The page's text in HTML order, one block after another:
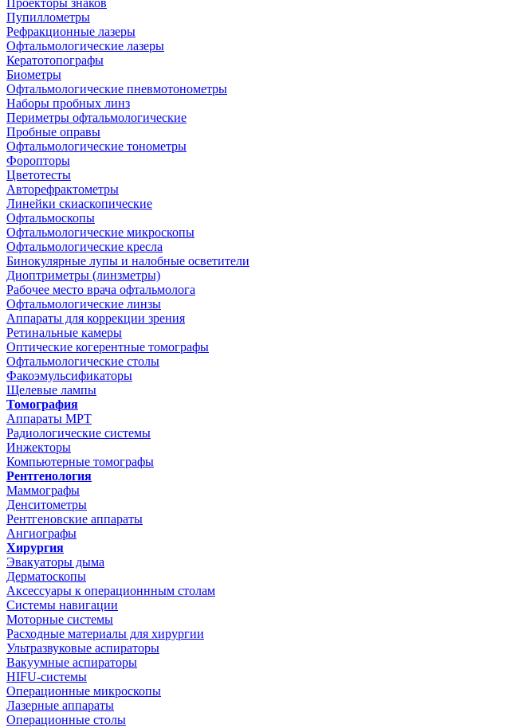
Проекторы знаков
Пупиллометры
Рефракционные лазеры
Офтальмологические лазеры
Кератотопографы
Биометры
Офтальмологические пневмотонометры
Наборы пробных линз
Периметры офтальмологические
Пробные оправы
Офтальмологические тонометры
Форопторы
Цветотесты
Авторефрактометры
Линейки скиаскопические
Офтальмоскопы
Офтальмологические микроскопы
Офтальмологические кресла
Бинокулярные лупы и налобные осветители
Диоптриметры (линзметры)
Рабочее место врача офтальмолога
Офтальмологические линзы
Аппараты для коррекции зрения
Ретинальные камеры
Оптические когерентные томографы
Офтальмологические столы
Факоэмульсификаторы
Щелевые лампы
Томография
Аппараты МРТ
Радиологические системы
Инжекторы
Компьютерные томографы
Рентгенология
Маммографы
Денситометры
Рентгеновские аппараты
Ангиографы
Хирургия
Эвакуаторы дыма
Дерматоскопы
Аксессуары к операционнным столам
Системы навигации
Моторные системы
Расходные материалы для хирургии
Ультразвуковые аспираторы
Вакуумные аспираторы
HIFU-системы
Операционные микроскопы
Лазерные аппараты
Операционные столы